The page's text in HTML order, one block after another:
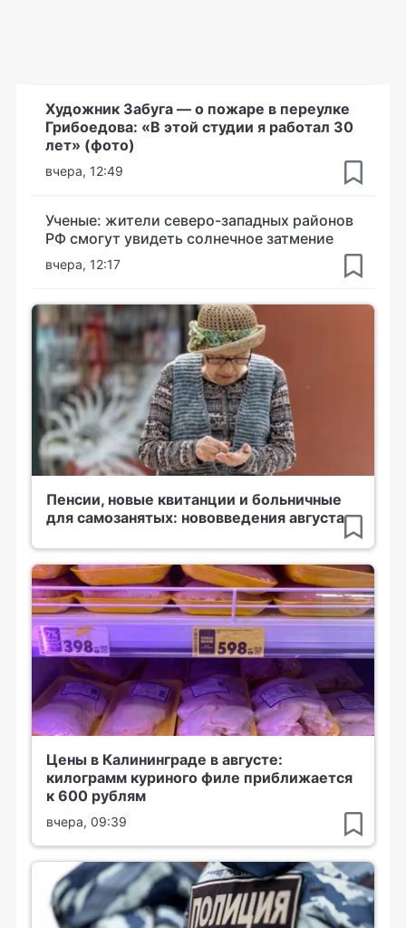
Художник Забуга — о пожаре в переулке
Грибоедова: «В этой студии я работал 30
лет» (фото)
вчера, 12:49
Ученые: жители северо-западных районов
РФ смогут увидеть солнечное затмение
вчера, 12:17
Пенсии, новые квитанции и больничные
для самозанятых: нововведения августа
Цены в Калининграде в августе:
килограмм куриного филе приближается
к 600 рублям
вчера, 09:39